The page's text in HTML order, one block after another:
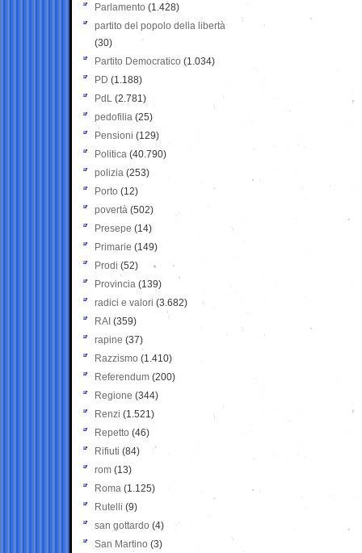
Parlamento (1.428)
partito del popolo della libertà
(30)
Partito Democratico (1.034)
PD (1.188)
PdL (2.781)
pedofilia (25)
Pensioni (129)
Politica (40.790)
polizia (253)
Porto (12)
povertà (502)
Presepe (14)
Primarie (149)
Prodi (52)
Provincia (139)
radici e valori (3.682)
RAI (359)
rapine (37)
Razzismo (1.410)
Referendum (200)
Regione (344)
Renzi (1.521)
Repetto (46)
Rifiuti (84)
rom (13)
Roma (1.125)
Rutelli (9)
san gottardo (4)
San Martino (3)